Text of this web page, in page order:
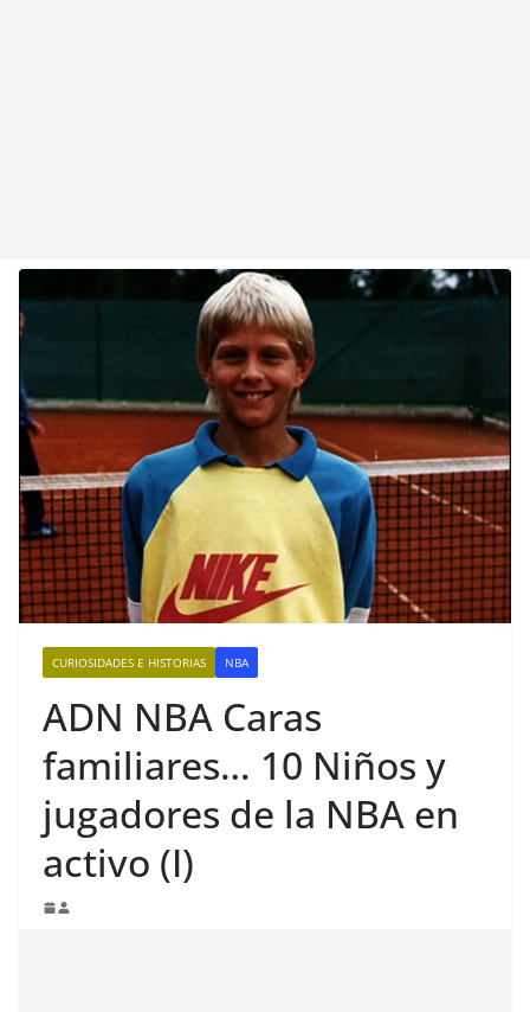
CURIOSIDADES E HISTORIAS NBA
ADN NBA Caras
familiares… 10 Niños y
jugadores de la NBA en
activo (I)